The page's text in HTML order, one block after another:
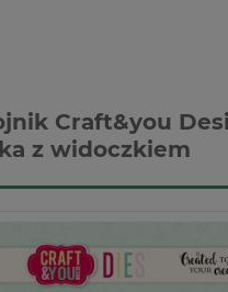
Craft&you
z widoczkiem